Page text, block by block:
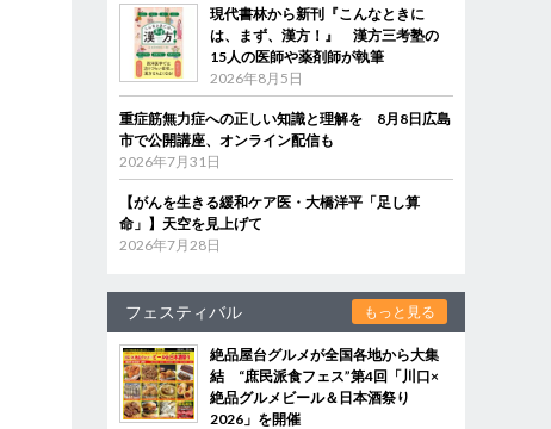
現代書林から新刊『こんなときに
は、まず、漢方！』 漢方三考塾の
15人の医師や薬剤師が執筆
2026年8月5日
重症筋無力症への正しい知識と理解を 8月8日広島
市で公開講座、オンライン配信も
2026年7月31日
【がんを生きる緩和ケア医・大橋洋平「足し算
命」】天空を見上げて
2026年7月28日
フェスティバル もっと見る
絶品屋台グルメが全国各地から大集
結 “庶民派食フェス”第4回「川口×
絶品グルメビール＆日本酒祭り
2026」を開催